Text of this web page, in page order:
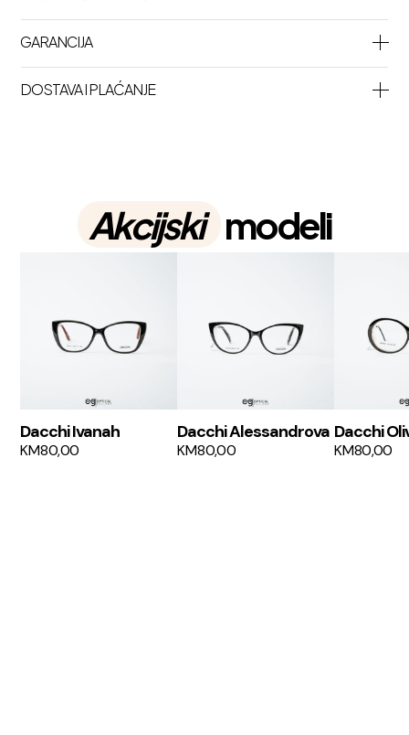
GARANCIJA
DOSTAVA I PLAĆANJE
Akcijski modeli
Dacchi Ivanah
KM80,00
Dacchi Alessandrova
KM80,00
Dacchi
KM80,00